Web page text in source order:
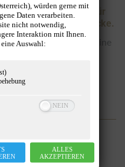
Hrach, vielen Dank für
Ihre wertvollen Einblicke.
mir ein Vergnügen, meine
würden gerne mit
Daten verarbeiten.
nicht notwendig,
Interaktion mit Ihnen.
Auswahl:
ALLES
AKZEPTIEREN